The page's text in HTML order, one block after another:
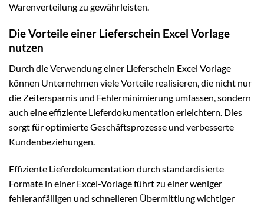
Warenverteilung zu gewährleisten.
Die Vorteile einer Lieferschein Excel Vorlage
nutzen
Durch die Verwendung einer Lieferschein Excel Vorlage
können Unternehmen viele Vorteile realisieren, die nicht nur
die Zeitersparnis und Fehlerminimierung umfassen, sondern
auch eine effiziente Lieferdokumentation erleichtern. Dies
sorgt für optimierte Geschäftsprozesse und verbesserte
Kundenbeziehungen.
Effiziente Lieferdokumentation durch standardisierte
Formate in einer Excel-Vorlage führt zu einer weniger
fehleranfälligen und schnelleren Übermittlung wichtiger